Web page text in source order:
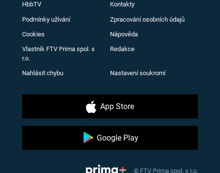
HbbTV Kontakty
Podmínky užívání Zpracování osobních údajů
Cookies Nápověda
Vlastník FTV Prima spol. s
r.o.
Redakce
Nahlásit chybu Nastavení soukromí
App Store
Google Play
© FTV Prima spol. s r.o.